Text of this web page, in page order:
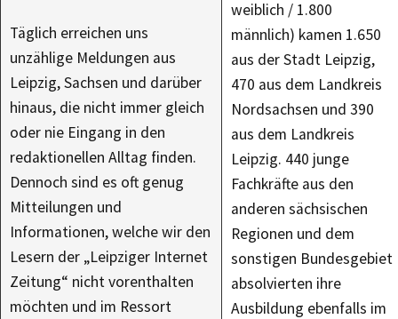
Täglich erreichen uns
unzählige Meldungen aus
Leipzig, Sachsen und darüber
hinaus, die nicht immer gleich
oder nie Eingang in den
redaktionellen Alltag finden.
Dennoch sind es oft genug
Mitteilungen und
Informationen, welche wir den
Lesern der „Leipziger Internet
Zeitung“ nicht vorenthalten
möchten und im Ressort
weiblich / 1.800
männlich) kamen 1.650
aus der Stadt Leipzig,
470 aus dem Landkreis
Nordsachsen und 390
aus dem Landkreis
Leipzig. 440 junge
Fachkräfte aus den
anderen sächsischen
Regionen und dem
sonstigen Bundesgebiet
absolvierten ihre
Ausbildung ebenfalls im